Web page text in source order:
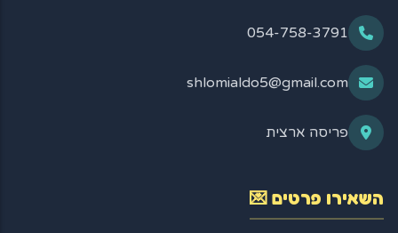
054-758-3791
shlomialdo5@gmail.com
פריסה ארצית
השאירו פרטים 💌